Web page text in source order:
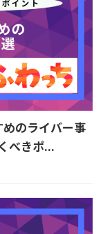
のライバー事
べきポ...